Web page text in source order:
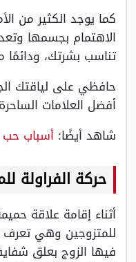
كما يوجد الكثير من
الاهتمام بجسمها
تناسب بشرتك، ودائمًا
حافظي على لياقتك
أفضل العلامات
شاهد أيضًا: أسباب حب
حركة الفراولة
أثناء إقامة علاقة
للمتزوجين وهي تعرف
فيها الزوج بعلق